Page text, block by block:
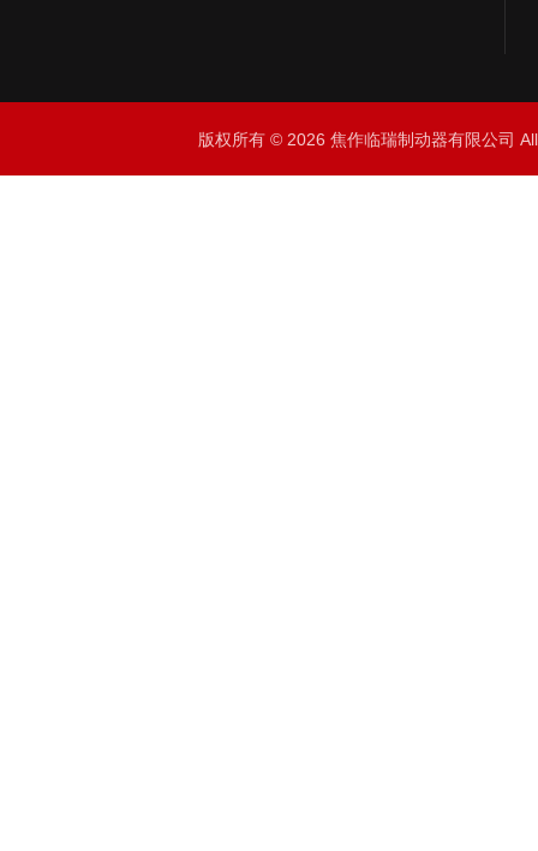
版权所有 © 2026 焦作临瑞制动器有限公